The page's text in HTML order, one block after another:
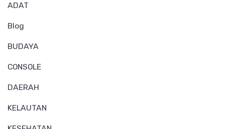
ADAT
Blog
BUDAYA
CONSOLE
DAERAH
KELAUTAN